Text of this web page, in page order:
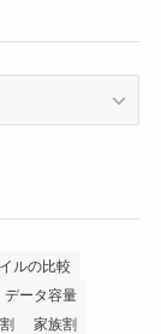
ルの比較
データ容量
家族割